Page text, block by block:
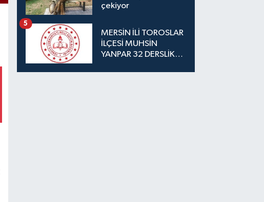
çekiyor
MERSİN İLİ TOROSLAR
İLÇESİ MUHSİN
YANPAR 32 DERSLİKLİ
5